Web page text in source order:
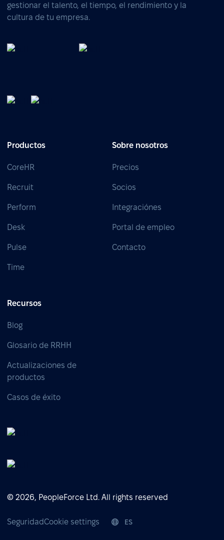
gestionar el talento, el tiempo, el rendimiento y la
cultura de tu empresa.
Productos
CoreHR
Recruit
Perform
Desk
Pulse
Time
Sobre nosotros
Precios
Socios
Integraciónes
Portal de empleo
Contacto
Recursos
Blog
Glosario de RRHH
Actualizaciones de
productos
Casos de éxito
© 2026, PeopleForce Ltd. All rights reserved
SeguridadCookie settings ES